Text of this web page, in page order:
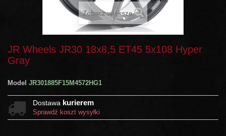
Zobacz większe
JR Wheels JR30 18x8,5 ET45 5x108 Hyper
Gray
Model JR301885F15M4572HG1
Dostawa kurierem
Sprawdź koszt wysyłki